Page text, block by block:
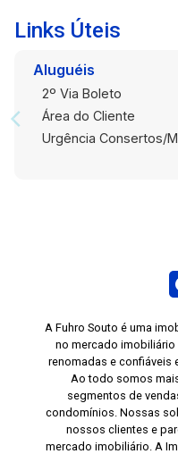
Links Úteis
Aluguéis
2º Via Boleto
Área do Cliente
Urgência Consertos/
A Fuhro Souto é uma
no mercado imobiliário
renomadas e confiáveis
Ao todo somos
segmentos de
condomínios. Nossas
nossos clientes e
mercado imobiliário. A